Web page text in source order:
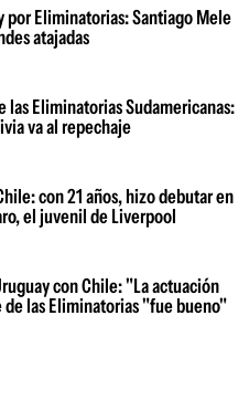
por Eliminatorias: Santiago Mele
atajadas
las Eliminatorias Sudamericanas:
va al repechaje
con 21 años, hizo debutar en
el juvenil de Liverpool
con Chile: "La actuación
las Eliminatorias "fue bueno"